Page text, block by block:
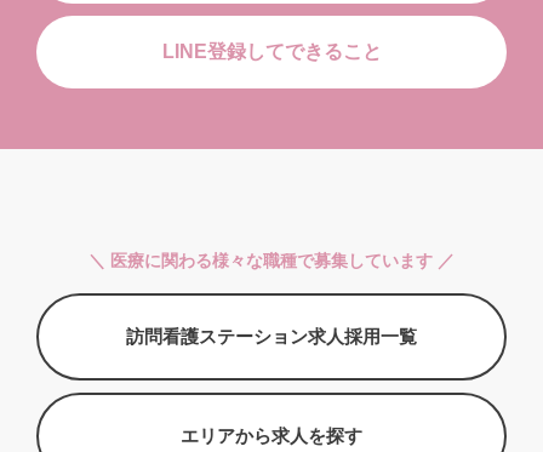
LINE登録してできること
＼ 医療に関わる様々な職種で募集しています ／
訪問看護ステーション求人採用一覧
エリアから求人を探す